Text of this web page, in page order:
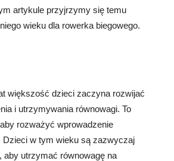
artykule przyjrzymy się temu
wieku dla rowerka biegowego.
większość dzieci zaczyna rozwijać
i utrzymywania równowagi. To
rozważyć wprowadzenie
Dzieci w tym wieku są zazwyczaj
aby utrzymać równowagę na